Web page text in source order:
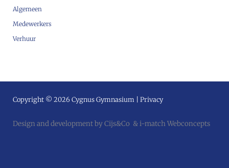
Algemeen
Medewerkers
Verhuur
Copyright © 2026 Cygnus Gymnasium | Privacy
Design and development by Cijs&Co &i-match Webconcepts